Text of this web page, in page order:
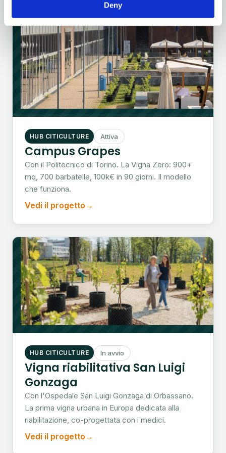
Deny
HUB CITICULTURE Attiva
Campus Grapes
Con il Politecnico di Torino. La Vigna Zero: 900+
mq, 700 barbatelle, 100k€ in 90 giorni. Il modello
che funziona.
Vedi il progetto →
HUB CITICULTURE In avvio
Vigna riabilitativa San Luigi
Gonzaga
Con l'Ospedale San Luigi Gonzaga di Orbassano.
La prima vigna urbana in Europa dedicata alla
riabilitazione, co-progettata con i medici.
Vedi il progetto →